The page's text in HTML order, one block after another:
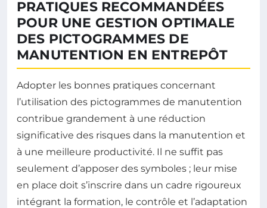
PRATIQUES RECOMMANDÉES
POUR UNE GESTION OPTIMALE
DES PICTOGRAMMES DE
MANUTENTION EN ENTREPÔT
Adopter les bonnes pratiques concernant
l’utilisation des pictogrammes de manutention
contribue grandement à une réduction
significative des risques dans la manutention et
à une meilleure productivité. Il ne suffit pas
seulement d’apposer des symboles ; leur mise
en place doit s’inscrire dans un cadre rigoureux
intégrant la formation, le contrôle et l’adaptation